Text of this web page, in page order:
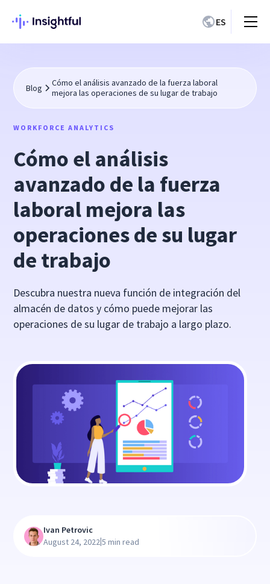
ES
Blog
Cómo el análisis avanzado de la fuerza laboral
mejora las operaciones de su lugar de trabajo
WORKFORCE ANALYTICS
Cómo el análisis
avanzado de la fuerza
laboral mejora las
operaciones de su lugar
de trabajo
Descubra nuestra nueva función de integración del
almacén de datos y cómo puede mejorar las
operaciones de su lugar de trabajo a largo plazo.
Ivan Petrovic
August 24, 2022|5 min read